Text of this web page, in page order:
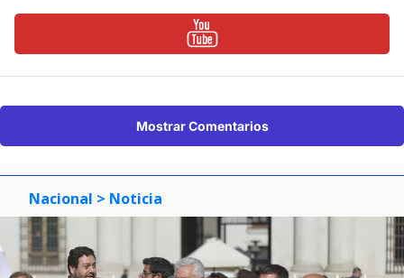
Mostrar Comentarios
Nacional > Noticia